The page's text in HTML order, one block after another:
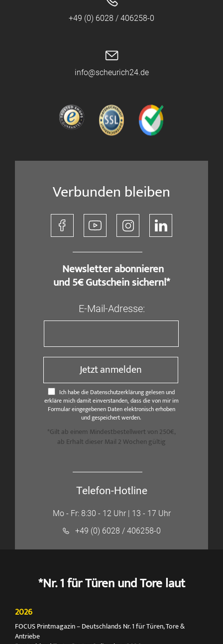
+49 (0) 6028 / 406258-0
info@scheurich24.de
Verbunden bleiben
​ Newsletter abonnieren
und 5€ Gutschein sichern!*
E-Mail-Adresse:
Jetzt anmelden
Ich habe die Datenschutzerklärung gelesen und
erkläre mich damit einverstanden, dass die von mir im
Formular eingegebenen Daten elektronisch erhoben
und gespeichert werden.
*Gilt ab einem Mindestbestellwert von 250€,
ab Erhalt dieser Mail 2 Wochen gültig
Telefon-Hotline
Mo - Fr: 8:30 - 12 Uhr | 13 - 17 Uhr
+49 (0) 6028 / 406258-0
*Nr. 1 für Türen und Tore laut
2026
FOCUS Printmagazin – Deutschlands Nr. 1 für Türen, Tore &
Antriebe